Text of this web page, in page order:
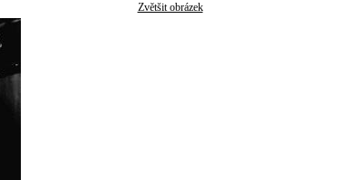
Zvětšit obrázek